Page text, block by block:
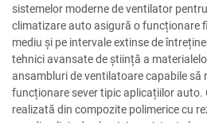
sistemelor moderne de ventilator
climatizare auto asigură o funcționare
mediu și pe intervale extinse de
tehnici avansate de știință a
ansambluri de ventilatoare capabile să
funcționare sever tipic aplicațiilor auto.
realizată din compozite polimerice cu